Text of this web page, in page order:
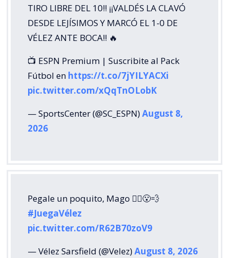
TIRO LIBRE DEL 10!! ¡¡VALDÉS LA CLAVÓ
DESDE LEJÍSIMOS Y MARCÓ EL 1-0 DE
VÉLEZ ANTE BOCA!! 🔥
📺 ESPN Premium | Suscribite al Pack
Fútbol en https://t.co/7jYILYACXi
pic.twitter.com/xQqTnOLobK
— SportsCenter (@SC_ESPN)August 8,
2026
Pegale un poquito, Mago 🧙‍♂️😮‍💨
#JuegaVélez
pic.twitter.com/R62B70zoV9
— Vélez Sarsfield (@Velez)August 8, 2026